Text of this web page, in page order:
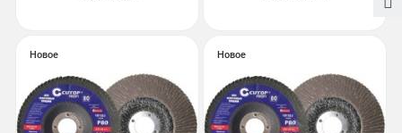
Новое Новое